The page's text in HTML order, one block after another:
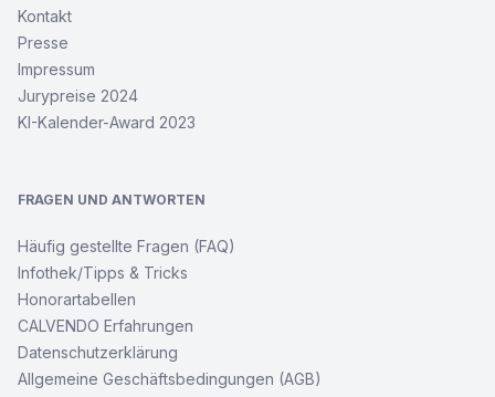
Kontakt
Presse
Impressum
Jurypreise 2024
KI-Kalender-Award 2023
FRAGEN UND ANTWORTEN
Häufig gestellte Fragen (FAQ)
Infothek/Tipps & Tricks
Honorartabellen
CALVENDO Erfahrungen
Datenschutzerklärung
Allgemeine Geschäftsbedingungen (AGB)